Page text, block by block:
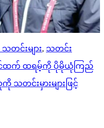
သတင်းများ, သတင်း
ထက် ထရမ့်ကို ပိုမိုယုံကြည်
တင်းမှားများဖြင့်